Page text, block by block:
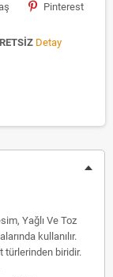
Pinterest
Detay
Yağlı Ve Toz
kullanılır.
türlerinden biridir.